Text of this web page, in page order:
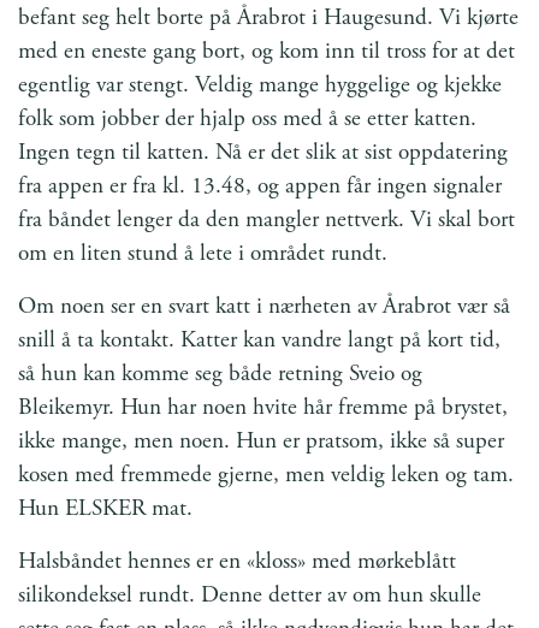
befant seg helt borte på Årabrot i Haugesund. Vi kjørte
med en eneste gang bort, og kom inn til tross for at det
egentlig var stengt. Veldig mange hyggelige og kjekke
folk som jobber der hjalp oss med å se etter katten.
Ingen tegn til katten. Nå er det slik at sist oppdatering
fra appen er fra kl. 13.48, og appen får ingen signaler
fra båndet lenger da den mangler nettverk. Vi skal bort
om en liten stund å lete i området rundt.
Om noen ser en svart katt i nærheten av Årabrot vær så
snill å ta kontakt. Katter kan vandre langt på kort tid,
så hun kan komme seg både retning Sveio og
Bleikemyr. Hun har noen hvite hår fremme på brystet,
ikke mange, men noen. Hun er pratsom, ikke så super
kosen med fremmede gjerne, men veldig leken og tam.
Hun ELSKER mat.
Halsbåndet hennes er en «kloss» med mørkeblått
silikondeksel rundt. Denne detter av om hun skulle